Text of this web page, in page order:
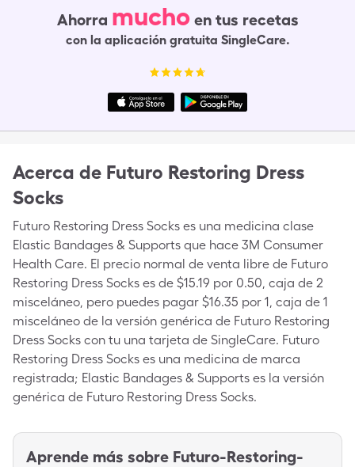
Ahorra mucho en tus recetas
con la aplicación gratuita SingleCare.
Acerca de Futuro Restoring Dress
Socks
Futuro Restoring Dress Socks es una medicina clase
Elastic Bandages & Supports que hace 3M Consumer
Health Care. El precio normal de venta libre de Futuro
Restoring Dress Socks es de $15.19 por 0.50, caja de 2
misceláneo, pero puedes pagar $16.35 por 1, caja de 1
misceláneo de la versión genérica de Futuro Restoring
Dress Socks con tu una tarjeta de SingleCare. Futuro
Restoring Dress Socks es una medicina de marca
registrada; Elastic Bandages & Supports es la versión
genérica de Futuro Restoring Dress Socks.
Aprende más sobre Futuro-Restoring-